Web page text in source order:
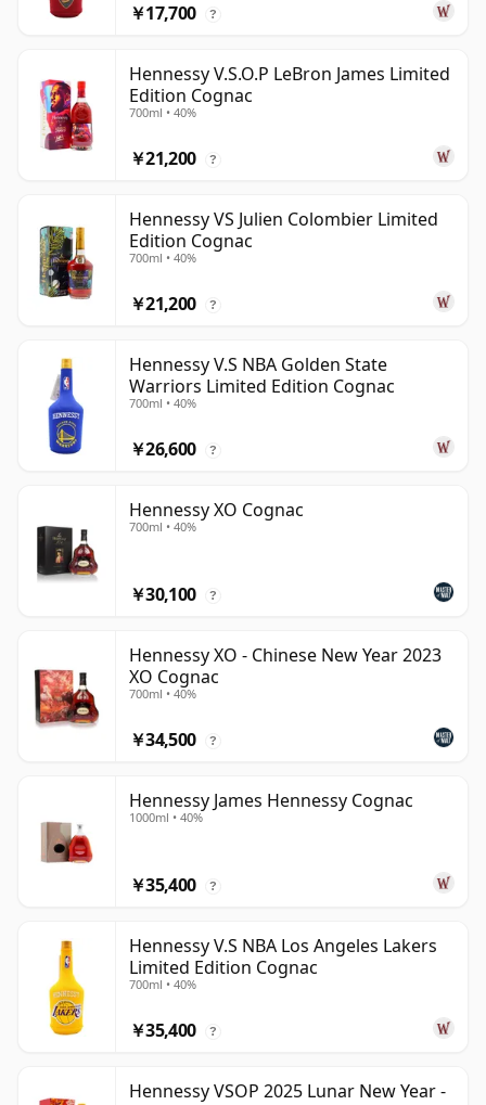
￥17,700 ?
Hennessy V.S.O.P LeBron James Limited
Edition Cognac
700ml • 40%
￥21,200 ?
Hennessy VS Julien Colombier Limited
Edition Cognac
700ml • 40%
￥21,200 ?
Hennessy V.S NBA Golden State
Warriors Limited Edition Cognac
700ml • 40%
￥26,600 ?
Hennessy XO Cognac
700ml • 40%
￥30,100 ?
Hennessy XO - Chinese New Year 2023
XO Cognac
700ml • 40%
￥34,500 ?
Hennessy James Hennessy Cognac
1000ml • 40%
￥35,400 ?
Hennessy V.S NBA Los Angeles Lakers
Limited Edition Cognac
700ml • 40%
￥35,400 ?
Hennessy VSOP 2025 Lunar New Year -